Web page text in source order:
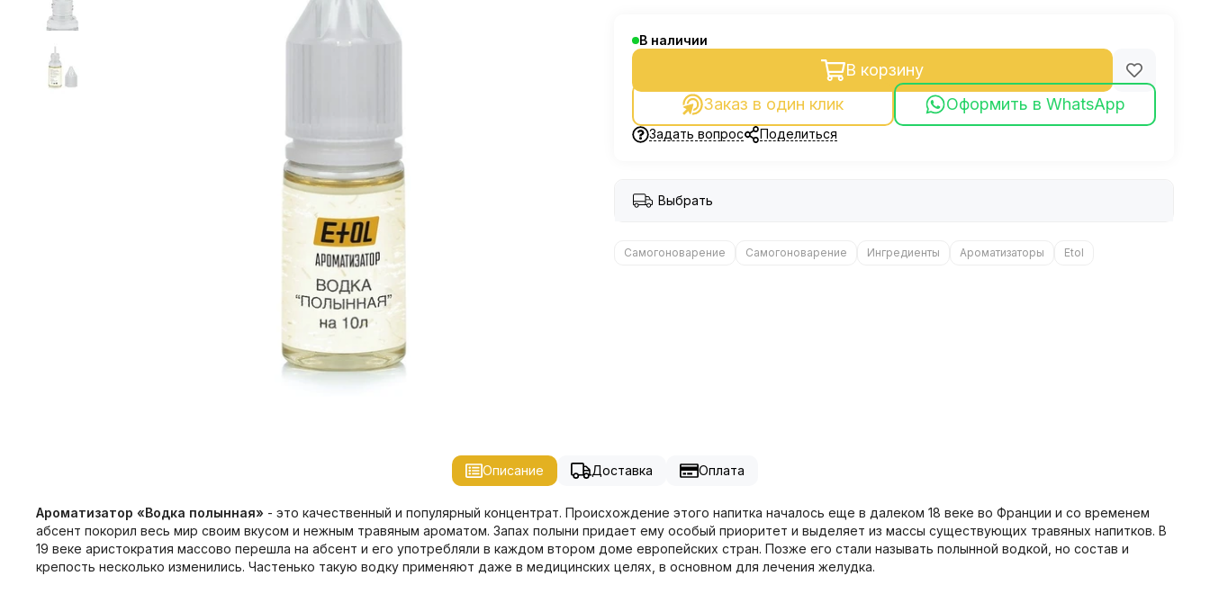
В наличии
В корзину
Заказ в один клик
Оформить в WhatsApp
Задать вопрос Поделиться
Выбрать
Самогоноварение Самогоноварение Ингредиенты Ароматизаторы Etol
Описание Доставка Оплата
Ароматизатор «Водка полынная» - это качественный и популярный концентрат. Происхождение этого напитка началось еще в далеком 18 веке во Франции и со временем
абсент покорил весь мир своим вкусом и нежным травяным ароматом. Запах полыни придает ему особый приоритет и выделяет из массы существующих травяных напитков. В
19 веке аристократия массово перешла на абсент и его употребляли в каждом втором доме европейских стран. Позже его стали называть полынной водкой, но состав и
крепость несколько изменились. Частенько такую водку применяют даже в медицинских целях, в основном для лечения желудка.